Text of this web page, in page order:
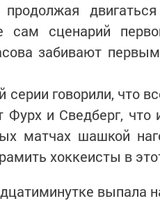
продолжая
сценарий
забивают
говорили, что
и Сведберг, что
матчах шашкой
хоккеисты в
выпала